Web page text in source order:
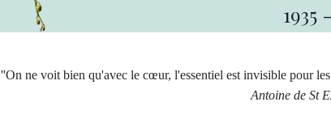
1935 -
''On ne voit bien qu'avec le cœur, l'essentiel est invisible pour
Antoine de St